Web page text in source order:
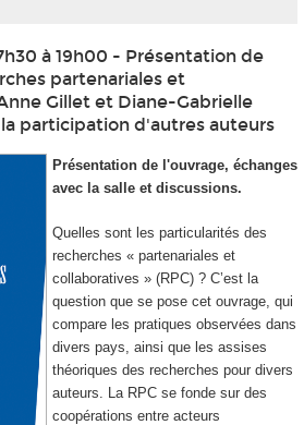
à 19h00 - Présentation de
partenariales et
Gillet et Diane-Gabrielle
participation d'autres auteurs
Présentation de l'ouvrage, échanges
avec la salle et discussions.
Quelles sont les particularités des
recherches « partenariales et
collaboratives » (RPC) ? C’est la
question que se pose cet ouvrage, qui
compare les pratiques observées dans
divers pays, ainsi que les assises
théoriques des recherches pour divers
auteurs. La RPC se fonde sur des
coopérations entre acteurs